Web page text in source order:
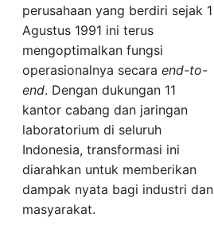
perusahaan yang berdiri sejak 1
Agustus 1991 ini terus
mengoptimalkan fungsi
operasionalnya secara end-to-
end. Dengan dukungan 11
kantor cabang dan jaringan
laboratorium di seluruh
Indonesia, transformasi ini
diarahkan untuk memberikan
dampak nyata bagi industri dan
masyarakat.